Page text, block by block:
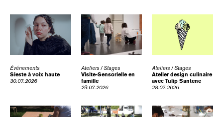
Événements
Sieste à voix haute
30.07.2026
Ateliers / Stages
Visite-Sensorielle en
famille
29.07.2026
Ateliers / Stages
Atelier design culinaire
avec Tulip Santene
28.07.2026